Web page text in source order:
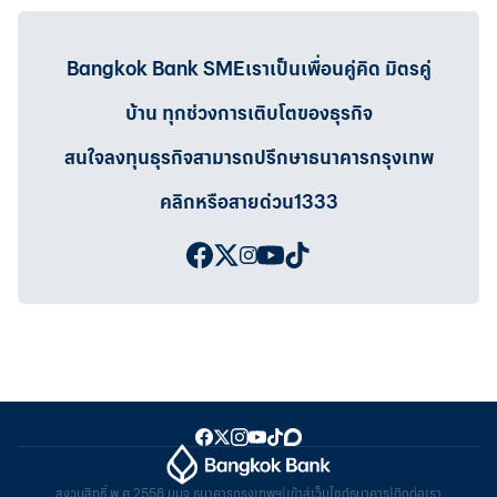
Bangkok Bank SMEเราเป็นเพื่อนคู่คิด มิตรคู่
บ้าน ทุกช่วงการเติบโตของธุรกิจ
สนใจลงทุนธุรกิจสามารถปรึกษาธนาคารกรุงเทพ
คลิกหรือสายด่วน1333
สงวนสิทธิ์ พ.ศ.2558 บมจ.ธนาคารกรุงเทพฯ เข้าสู่เว็บไซต์ธนาคาร ติดต่อเรา